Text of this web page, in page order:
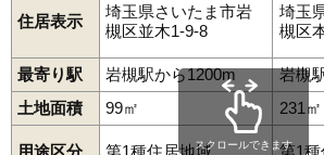
住居表示
埼玉県さいたま市岩
槻区並木1-9-8
埼玉
槻区
最寄り駅 岩槻駅から1200m 岩槻
土地面積
99㎡ 231㎡
用途区分 第1種住居地域 第1
スクロールできます